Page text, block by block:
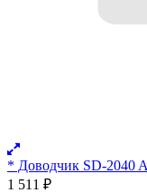
* Доводчик SD-2040
1 511 ₽